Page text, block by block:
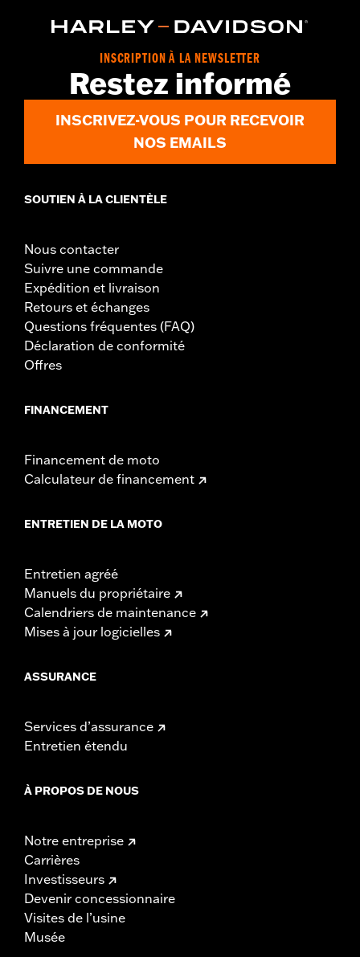
Vendu à l'unité:Chaque
Support de montage uniquement
INSCRIPTION À LA NEWSLETTER
Restez informé
INSCRIVEZ-VOUS POUR RECEVOIR
NOS EMAILS
SOUTIEN À LA CLIENTÈLE
Nous contacter
Suivre une commande
Expédition et livraison
Retours et échanges
Questions fréquentes (FAQ)
Déclaration de conformité
Offres
FINANCEMENT
Financement de moto
Calculateur de financement
ENTRETIEN DE LA MOTO
Entretien agréé
Manuels du propriétaire
Calendriers de maintenance
Mises à jour logicielles
ASSURANCE
Services d’assurance
Entretien étendu
À PROPOS DE NOUS
Notre entreprise
Carrières
Investisseurs
Devenir concessionnaire
Visites de l’usine
Musée